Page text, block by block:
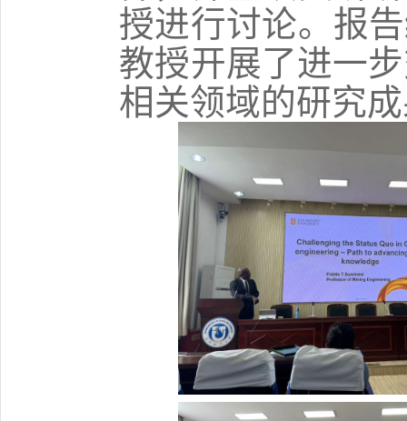
授进行讨论。报
教授开展了进一
相关领域的研究